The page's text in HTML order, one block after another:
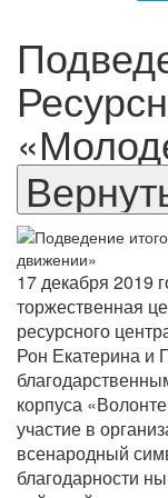
17 декабря
торжественная
ресурсного
Рон Екатерина и
корпуса
участие в
всенародный
благодарности